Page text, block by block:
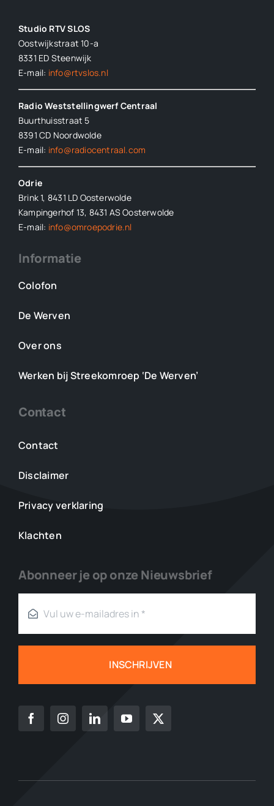
Studio RTV SLOS
Oostwijkstraat 10-a
8331 ED Steenwijk
E-mail: info@rtvslos.nl
Radio Weststellingwerf Centraal
Buurthuisstraat 5
8391 CD Noordwolde
E-mail: info@radiocentraal.com
Odrie
Brink 1, 8431 LD Oosterwolde
Kampingerhof 13, 8431 AS Oosterwolde
E-mail: info@omroepodrie.nl
Informatie
Colofon
De Werven
Over ons
Werken bij Streekomroep ‘De Werven’
Contact
Contact
Disclaimer
Privacy verklaring
Klachten
Abonneer je op onze Nieuwsbrief
INSCHRIJVEN